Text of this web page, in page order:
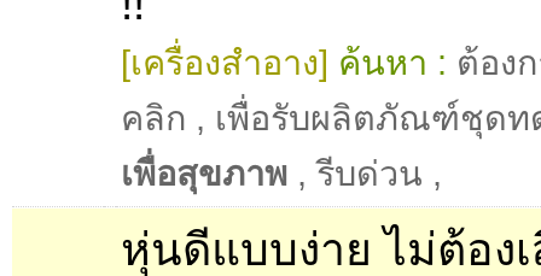
[เครื่องสำอาง] ค้นหา : ต้อง
คลิก , เพื่อรับผลิตภัณฑ์ชุดท
เพื่อสุขภาพ ,รีบด่วน ,
หุ่นดีแบบง่าย ไม่ต้อง